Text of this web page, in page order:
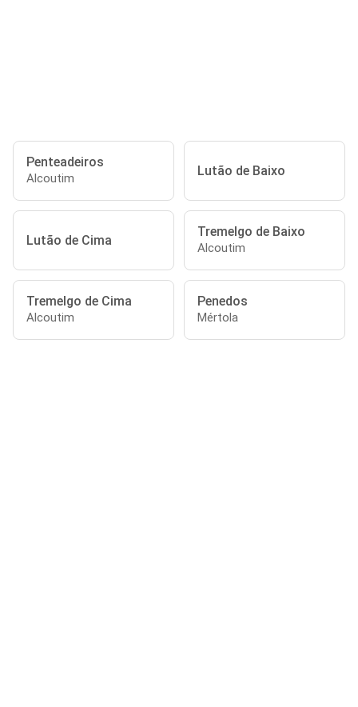
Penteadeiros
Alcoutim Lutão de Baixo
Lutão de Cima
Tremelgo de Baixo
Alcoutim
Tremelgo de Cima
Alcoutim
Penedos
Mértola